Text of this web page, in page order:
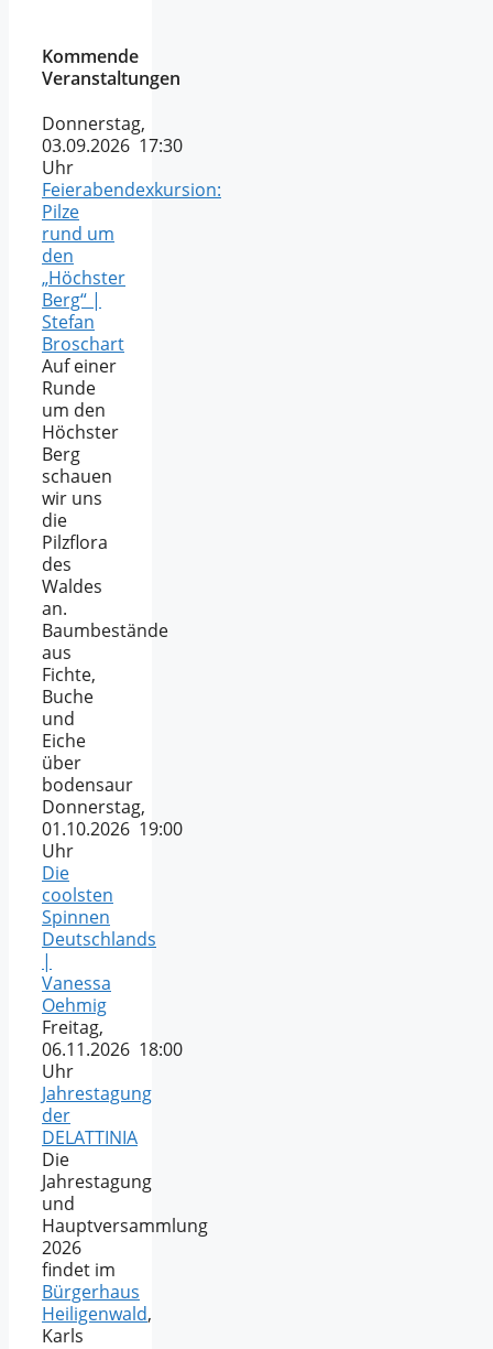
Kommende
Veranstaltungen
Donnerstag,
03.09.2026 17:30
Uhr
Feierabendexkursion:
Pilze
rund um
den
„Höchster
Berg“ |
Stefan
Broschart
Auf einer
Runde
um den
Höchster
Berg
schauen
wir uns
die
Pilzflora
des
Waldes
an.
Baumbestände
aus
Fichte,
Buche
und
Eiche
über
bodensaur
Donnerstag,
01.10.2026 19:00
Uhr
Die
coolsten
Spinnen
Deutschlands
|
Vanessa
Oehmig
Freitag,
06.11.2026 18:00
Uhr
Jahrestagung
der
DELATTINIA
Die
Jahrestagung
und
Hauptversammlung
2026
findet im
Bürgerhaus
Heiligenwald,
Karls